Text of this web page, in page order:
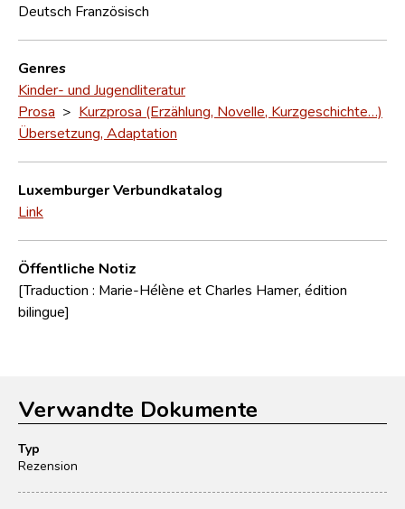
Deutsch Französisch
Genres
Kinder- und Jugendliteratur
Prosa > Kurzprosa (Erzählung, Novelle, Kurzgeschichte…)
Übersetzung, Adaptation
Luxemburger Verbundkatalog
Link
Öffentliche Notiz
[Traduction : Marie-Hélène et Charles Hamer, édition
bilingue]
Verwandte Dokumente
Typ
Rezension